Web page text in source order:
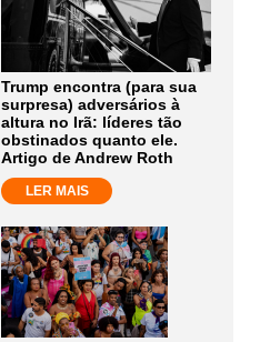
Trump encontra (para sua
surpresa) adversários à
altura no Irã: líderes tão
obstinados quanto ele.
Artigo de Andrew Roth
LER MAIS